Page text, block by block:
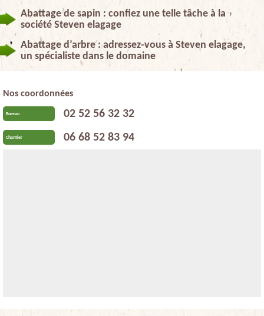
Abattage de sapin : confiez une telle tâche à la
société Steven elagage
Abattage d’arbre : adressez-vous à Steven elagage,
un spécialiste dans le domaine
Nos coordonnées
Bureau 02 52 56 32 32
Chantier 06 68 52 83 94